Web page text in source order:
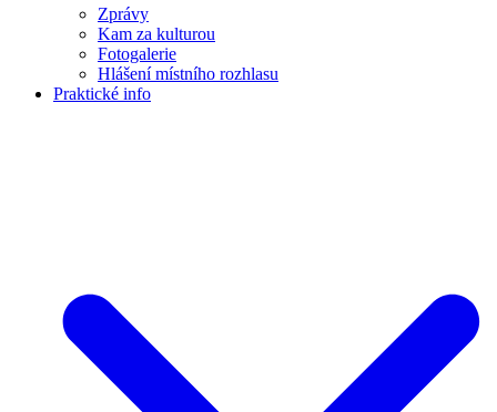
Zprávy
Kam za kulturou
Fotogalerie
Hlášení místního rozhlasu
Praktické info